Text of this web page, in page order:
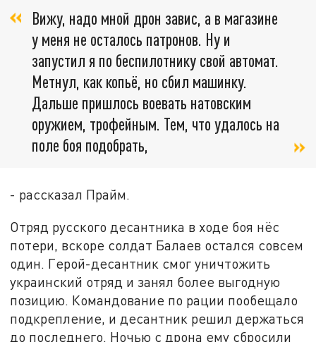
Вижу, надо мной дрон завис, а в магазине
у меня не осталось патронов. Ну и
запустил я по беспилотнику свой автомат.
Метнул, как копьё, но сбил машинку.
Дальше пришлось воевать натовским
оружием, трофейным. Тем, что удалось на
поле боя подобрать,
- рассказал Прайм.
Отряд русского десантника в ходе боя нёс
потери, вскоре солдат Балаев остался совсем
один. Герой-десантник смог уничтожить
украинский отряд и занял более выгодную
позицию. Командование по рации пообещало
подкрепление, и десантник решил держаться
до последнего. Ночью с дрона ему сбросили